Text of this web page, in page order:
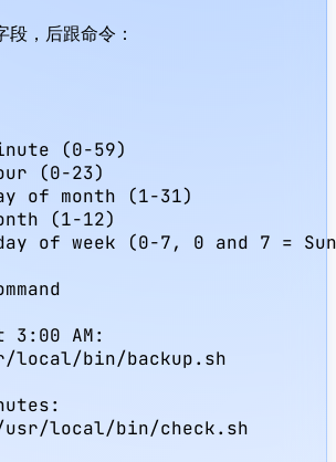
，后跟命令：
(0-59)
(0-23)
of month (1-31)
(1-12)
of week (0-7, 0 and 7 =
3:00 AM:
bin/backup.sh
local/bin/check.sh